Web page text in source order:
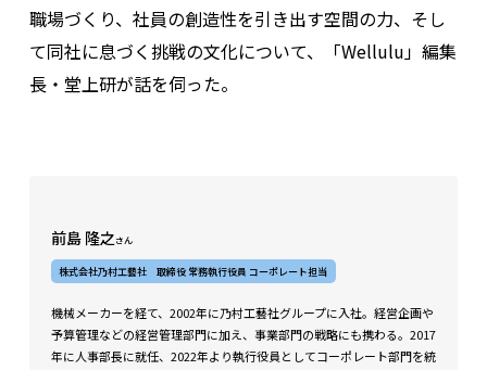
職場づくり、社員の創造性を引き出す空間の力、そし
て同社に息づく挑戦の文化について、「Wellulu」編集
長・堂上研が話を伺った。
前島 隆之さん
株式会社乃村工藝社 取締役 常務執行役員 コーポレート担当
機械メーカーを経て、2002年に乃村工藝社グループに入社。経営企画や
予算管理などの経営管理部門に加え、事業部門の戦略にも携わる。2017
年に人事部長に就任、2022年より執行役員としてコーポレート部門を統